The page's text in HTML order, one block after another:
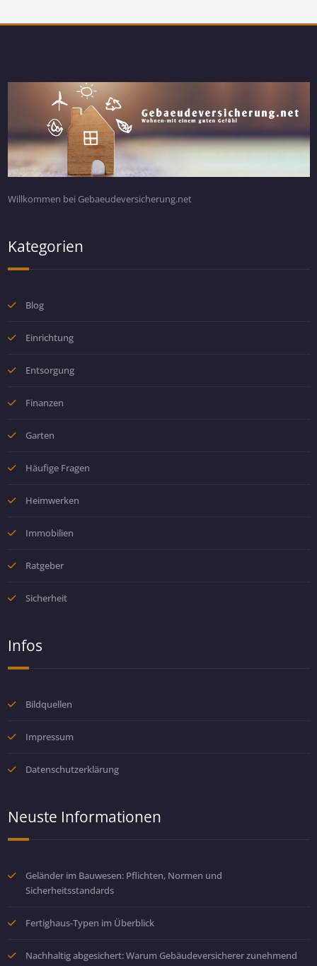
Willkommen bei Gebaeudeversicherung.net
Kategorien
Blog
Einrichtung
Entsorgung
Finanzen
Garten
Häufige Fragen
Heimwerken
Immobilien
Ratgeber
Sicherheit
Infos
Bildquellen
Impressum
Datenschutzerklärung
Neuste Informationen
Geländer im Bauwesen: Pflichten, Normen und
Sicherheitsstandards
Fertighaus-Typen im Überblick
Nachhaltig abgesichert: Warum Gebäudeversicherer zunehmend